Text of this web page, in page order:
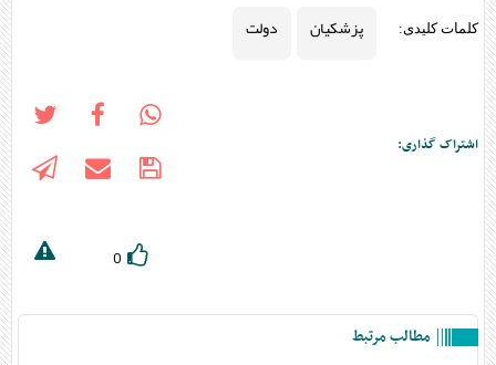
کلمات کلیدی: پزشکیان دولت
اشتراک گذاری:
0
مطالب مرتبط